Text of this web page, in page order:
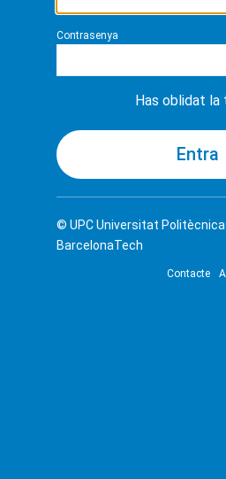
Contrasenya
Has oblidat la
© UPCUniversitat Politècnica
BarcelonaTech
Contacte